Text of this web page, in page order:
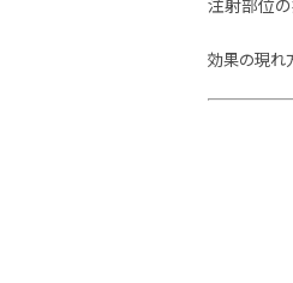
注射部位
効果の現れ